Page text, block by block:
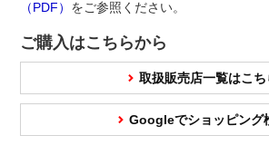
（PDF） をご参照ください。
ご購入はこちらから
取扱販売店一覧はこち
Googleでショッピング